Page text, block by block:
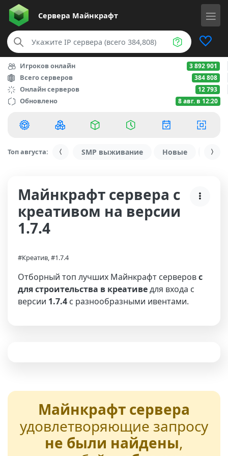
Сервера Майнкрафт
Игроков онлайн 3 892 901
Всего серверов 384 808
Онлайн серверов 12 793
Обновлено 8 авг. в 12:20
Топ августа: SMP выживание Новые С
Майнкрафт сервера с
креативом на версии
1.7.4
#Креатив, #1.7.4
Отборный топ лучших Майнкрафт серверовс
для строительства в креативедля входа с
версии 1.7.4 с разнообразными ивентами.
Майнкрафт сервера
удовлетворяющие запросу
не были найдены,